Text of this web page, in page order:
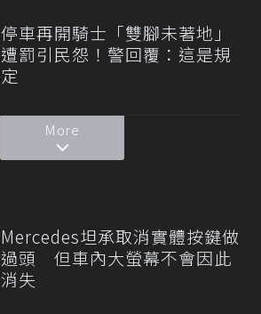
停車再開騎士「雙腳未著地」
遭罰引民怨！警回覆：這是規
定
More
Mercedes坦承取消實體按鍵做
過頭 但車內大螢幕不會因此
消失